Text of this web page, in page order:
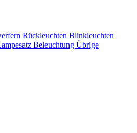
Rückleuchten Blinkleuchten
Beleuchtung Übrige